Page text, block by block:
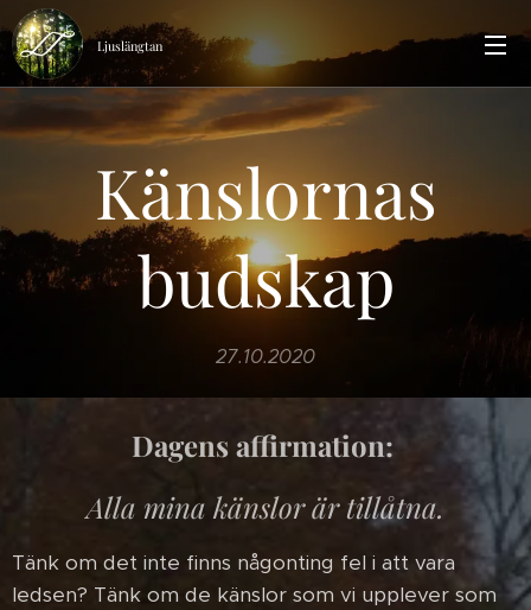
Ljuslängtan
Känslornas
budskap
27.10.2020
Dagens affirmation:
Alla mina känslor är tillåtna.
Tänk om det inte finns någonting fel i att vara
ledsen? Tänk om de känslor som vi upplever som